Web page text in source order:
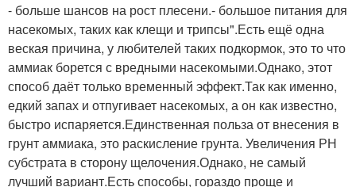
- больше шансов на рост плесени.- большое питания для
насекомых, таких как клещи и трипсы".Есть ещё одна
веская причина, у любителей таких подкормок, это то что
аммиак борется с вредными насекомыми.Однако, этот
способ даёт только временный эффект.Так как именно,
едкий запах и отпугивает насекомых, а он как известно,
быстро испаряется.Единственная польза от внесения в
грунт аммиака, это раскисление грунта. Увеличения РН
субстрата в сторону щелочения.Однако, не самый
лучший вариант.Есть способы, гораздо проще и